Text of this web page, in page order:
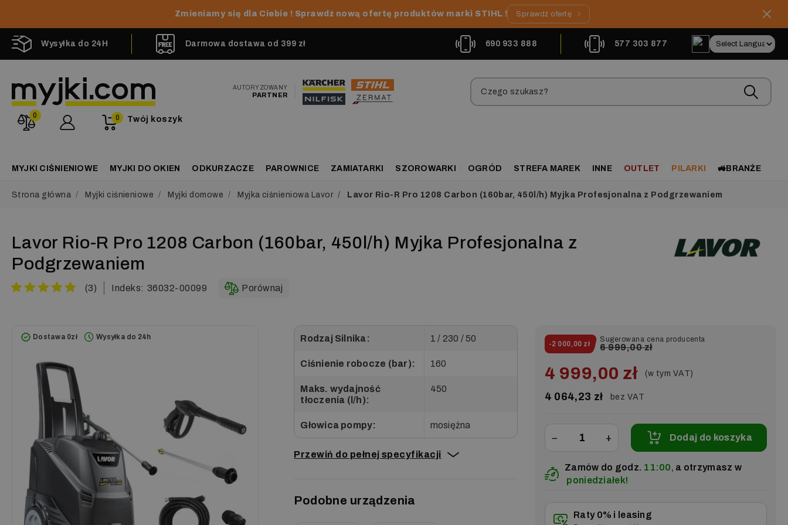
Zmieniamy się dla Ciebie ! Sprawdź nową ofertę produktów marki STIHL ! Sprawdź ofertę
Wysyłka do 24H Darmowa dostawa od 399 zł 690 933 888 577 303 877
AUTORYZOWANY
PARTNER
0 Twój koszyk
0
MYJKI CIŚNIENIOWE MYJKI DO OKIEN ODKURZACZE PAROWNICE ZAMIATARKI SZOROWARKI OGRÓD STREFA MAREK INNE OUTLET PILARKI 🚜BRANŻE
Strona główna Myjki ciśnieniowe Myjki domowe Myjka ciśnieniowa Lavor Lavor Rio-R Pro 1208 Carbon (160bar, 450l/h) Myjka Profesjonalna z Podgrzewaniem
Lavor Rio-R Pro 1208 Carbon (160bar, 450l/h) Myjka Profesjonalna z
Podgrzewaniem
(3) Indeks: 36032-00099 Porównaj
Dostawa 0zł Wysyłka do 24h Rodzaj Silnika: 1 / 230 / 50
Ciśnienie robocze (bar): 160
Maks. wydajność
tłoczenia (l/h):
450
Głowica pompy: mosiężna
Przewiń do pełnej specyfikacji
Podobne urządzenia
-2 000,00 zł
Sugerowana cena producenta
6 999,00 zł
4 999,00 zł (w tym VAT)
4 064,23 zł bez VAT
− + Dodaj do koszyka
Zamów do godz. 11:00, a otrzymasz w
poniedziałek!
Raty 0% i leasing